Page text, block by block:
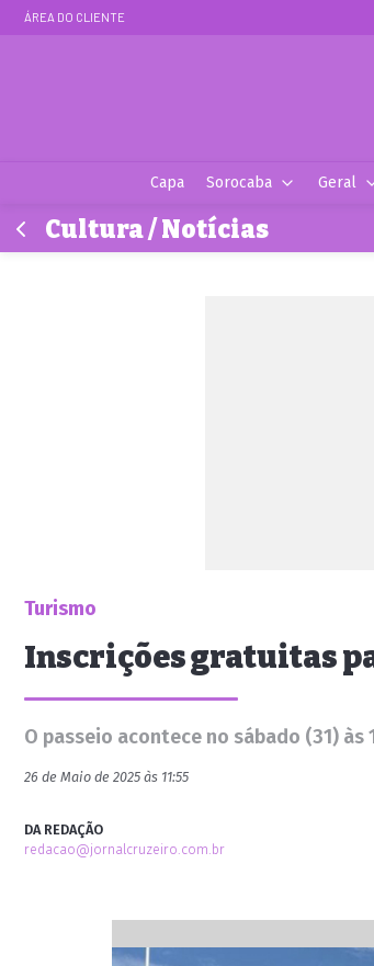
ÁREA DO CLIENTE
Capa Sorocaba Geral
Cultura / Notícias
Turismo
Inscrições gratuitas
O passeio acontece no sábado (31) às
26 de Maio de 2025 às 11:55
DA REDAÇÃO
redacao@jornalcruzeiro.com.br